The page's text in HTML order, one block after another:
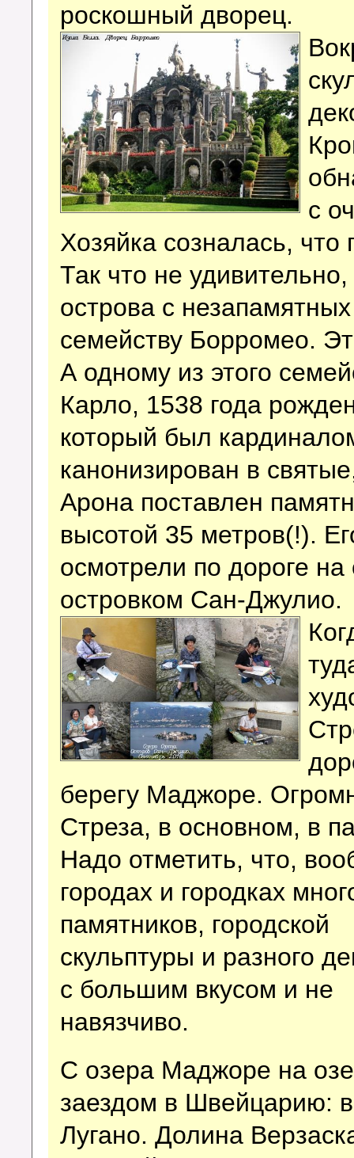
роскошный дворец.
с
Хозяйка созналась, что
Так что не
острова с
семейству Борромео.
А одному из этого
Карло, 1538 года
который был
канонизирован в
Арона поставлен
высотой 35 метров(!).
осмотрели по дороге
островком Сан-Джулио.
берегу Маджоре.
Стреза, в основном, в
Надо отметить, что,
городах и городках
памятников, городской
скульптуры и разного
с большим вкусом и не
навязчиво.
С озера Маджоре на
заездом в Швейцарию:
Лугано. Долина